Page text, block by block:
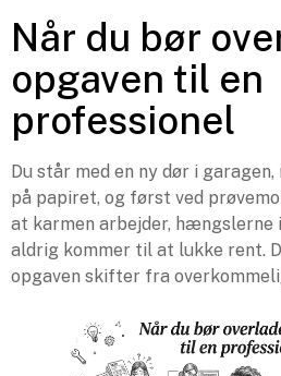
Når du bør
opgaven til en
professionel
Du står med en ny dør i
på papiret, og først ved
at karmen arbejder, hængslerne
aldrig kommer til at lukke rent.
opgaven skifter fra